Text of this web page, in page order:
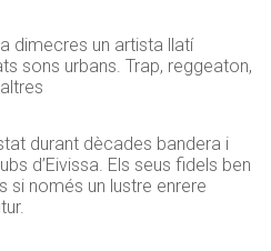
dimecres un artista llatí
sons urbans. Trap, reggeaton,
durant dècades bandera i
d’Eivissa. Els seus fidels ben
si només un lustre enrere